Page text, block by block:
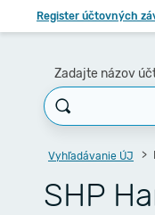
Register účtovných
Zadajte názov
Vyhľadávanie ÚJ
SHP